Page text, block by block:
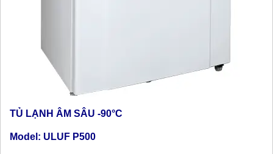
TỦ LẠNH ÂM SÂU -90°C
Model: ULUF P500